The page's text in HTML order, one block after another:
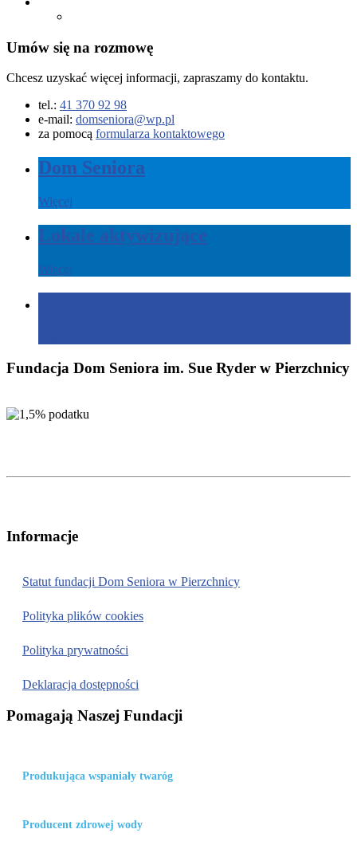
Umów się na rozmowę
Chcesz uzyskać więcej informacji, zapraszamy do kontaktu.
tel.: 41 370 92 98
e-mail: domseniora@wp.pl
za pomocą formularza kontaktowego
Dom Seniora
Więcej
Lokale aktywizujące
Więcej
Fundacja Dom Seniora im. Sue Ryder w Pierzchnicy
Informacje
Statut fundacji Dom Seniora w Pierzchnicy
Polityka plików cookies
Polityka prywatności
Deklaracja dostępności
Pomagają Naszej Fundacji
Produkująca wspaniały twaróg
Producent zdrowej wody